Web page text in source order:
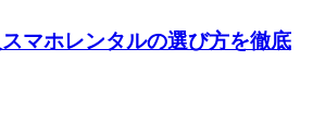
スマホレンタルの選び方を徹底